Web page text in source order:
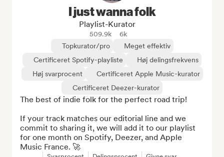
I just wanna folk
Playlist-Kurator
509.9k
6k
Topkurator/pro
Meget effektiv
Certificeret Spotify-playliste
Høj delingsfrekvens
Høj svarprocent
Certificeret Apple Music-kurator
Certificeret Deezer-kurator
The best of indie folk for the perfect road trip!
If your track matches our editorial line and we
commit to sharing it, we will add it to our playlist
for one month on Spotify, Deezer, and Apple
Music France. 🚀